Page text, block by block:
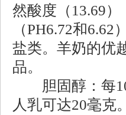
然酸度（13.69
（PH6.72和
盐类。羊奶的优
品。
胆固醇：每
人乳可达20毫克